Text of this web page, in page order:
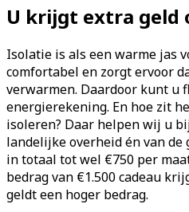
U krijgt extra geld
Isolatie is als een warme jas
comfortabel en zorgt ervoor
verwarmen. Daardoor kunt u
energierekening. En hoe zit
isoleren? Daar helpen wij u
landelijke overheid én van
in totaal tot wel €750 per
bedrag van €1.500cadeau
geldt een hoger bedrag.